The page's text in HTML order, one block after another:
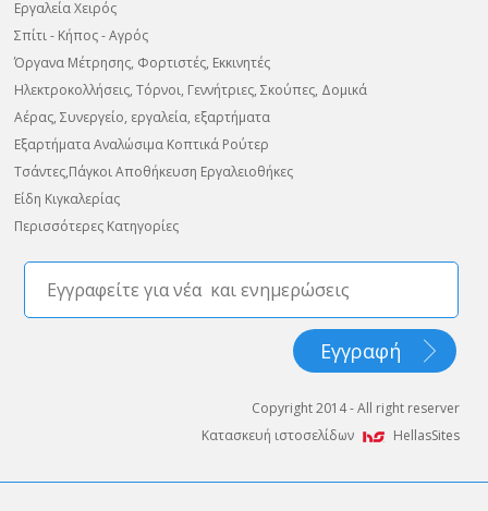
Εργαλεία Χειρός
Σπίτι - Κήπος - Αγρός
Όργανα Μέτρησης, Φορτιστές, Εκκινητές
Ηλεκτροκολλήσεις, Τόρνοι, Γεννήτριες, Σκούπες, Δομικά
Αέρας, Συνεργείο, εργαλεία, εξαρτήματα
Εξαρτήματα Αναλώσιμα Κοπτικά Ρούτερ
Τσάντες,Πάγκοι Αποθήκευση Εργαλειοθήκες
Είδη Κιγκαλερίας
Περισσότερες Κατηγορίες
Copyright 2014 - All right reserver
Κατασκευή ιστοσελίδων
HellasSites